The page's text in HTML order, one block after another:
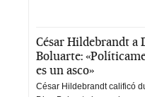
César Hildebrandt a
Boluarte:
es un asco»
César Hildebrandt calificó